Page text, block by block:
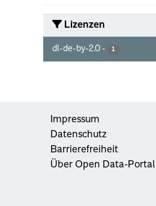
Lizenzen
dl-de-by-2.0 - 1
Impressum
Datenschutz
Barrierefreiheit
Über Open Data-